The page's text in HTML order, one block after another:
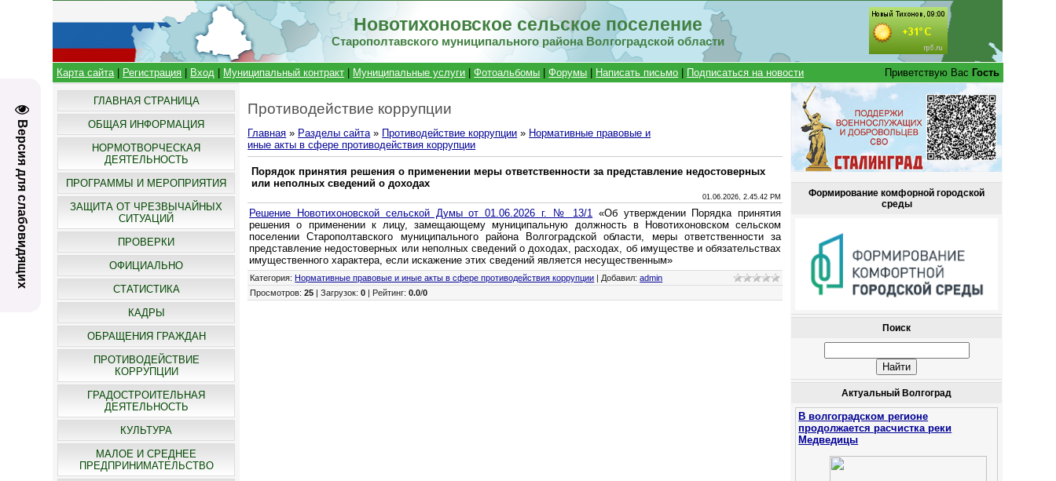
Версия для слабовидящих
Новотихоновское сельское поселение
Старополтавского муниципального района Волгоградской области
Карта сайта| Регистрация Вход Муниципальный контракт Муниципальные услуги |Фотоальбомы |Форумы Написать письмо Подписаться на новости Приветствую Вас Гость
ГЛАВНАЯ СТРАНИЦА
ОБЩАЯ ИНФОРМАЦИЯ
НОРМОТВОРЧЕСКАЯ
ДЕЯТЕЛЬНОСТЬ
ПРОГРАММЫ И МЕРОПРИЯТИЯ
ЗАЩИТА ОТ ЧРЕЗВЫЧАЙНЫХ
СИТУАЦИЙ
ПРОВЕРКИ
ОФИЦИАЛЬНО
СТАТИСТИКА
КАДРЫ
ОБРАЩЕНИЯ ГРАЖДАН
ПРОТИВОДЕЙСТВИЕ
КОРРУПЦИИ
ГРАДОСТРОИТЕЛЬНАЯ
ДЕЯТЕЛЬНОСТЬ
КУЛЬТУРА
МАЛОЕ И СРЕДНЕЕ
ПРЕДПРИНИМАТЕЛЬСТВО
Противодействие коррупции
Главная » Разделы сайта» Противодействие коррупции » Нормативные правовые и
иные акты в сфере противодействия коррупции
Порядок принятия решения о применении меры ответственности за представление недостоверных
или неполных сведений о доходах
01.06.2026, 2.45.42 PM
Решение Новотихоновской сельской Думы от 01.06.2026 г. № 13/1 «Об утверждении Порядка принятия
решения о применении к лицу, замещающему муниципальную должность в Новотихоновском сельском
поселении Старополтавского муниципального района Волгоградской области, меры ответственности за
представление недостоверных или неполных сведений о доходах, расходах, об имуществе и обязательствах
имущественного характера, если искажение этих сведений является несущественным»
Категория: Нормативные правовые и иные акты в сфере противодействия коррупции Добавил:admin
Просмотров:25 |Загрузок:0 Рейтинг:0.0/0
Формирование комфорной городской
среды
Поиск
Актуальный Волгоград
В волгоградском регионе
продолжается расчистка реки
Медведицы